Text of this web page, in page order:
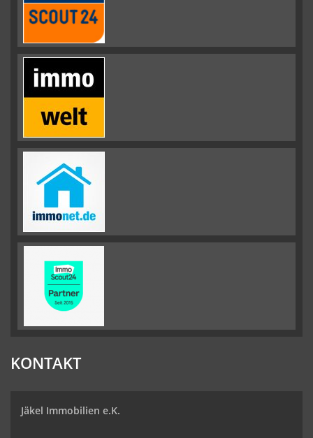
KONTAKT
Jäkel Immobilien e.K.